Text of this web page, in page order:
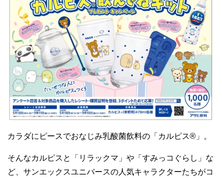
カラダにピースでおなじみ乳酸菌飲料の「カルピス®」。
そんなカルピスと「リラックマ」や「すみっコぐらし」な
ど、サンエックスユニバースの人気キャラクターたちがコ